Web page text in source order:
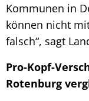
Kommunen in
können nicht
falsch“, sagt
Pro-Kopf-
Rotenburg